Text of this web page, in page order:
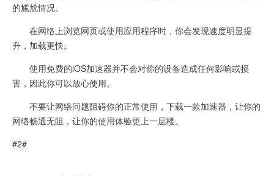
的尴尬情况。
在网络上浏览网页或使用应用程序时，你会发现速度明显提
升，加载更快。
使用免费的iOS加速器并不会对你的设备造成任何影响或损
害，因此你可以放心使用。
不要让网络问题阻碍你的正常使用，下载一款加速器，让你的
网络畅通无阻，让你的使用体验更上一层楼。
#2#